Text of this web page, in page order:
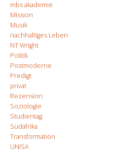
mbs akademie
Mission
Musik
nachhaltiges Leben
NT Wright
Politik
Postmoderne
Predigt
privat
Rezension
Soziologie
Studientag
Südafrika
Transformation
UNISA